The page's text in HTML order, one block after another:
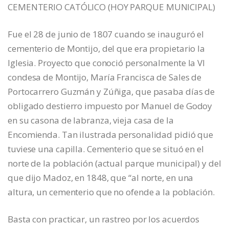
CEMENTERIO CATÓLICO (HOY PARQUE MUNICIPAL)
Fue el 28 de junio de 1807 cuando se inauguró el
cementerio de Montijo, del que era propietario la
Iglesia. Proyecto que conoció personalmente la VI
condesa de Montijo, María Francisca de Sales de
Portocarrero Guzmán y Zúñiga, que pasaba días de
obligado destierro impuesto por Manuel de Godoy
en su casona de labranza, vieja casa de la
Encomienda. Tan ilustrada personalidad pidió que
tuviese una capilla. Cementerio que se situó en el
norte de la población (actual parque municipal) y del
que dijo Madoz, en 1848, que “al norte, en una
altura, un cementerio que no ofende a la población.
Basta con practicar, un rastreo por los acuerdos